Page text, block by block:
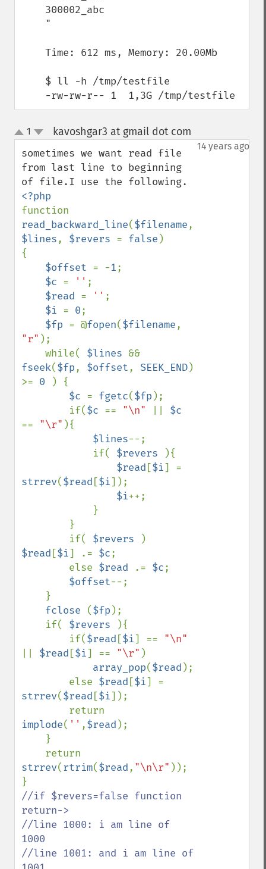
    -rw-rw-r-- 1  1,3G /tmp/testfile
up
down
1 kavoshgar3 at gmail dot com
14 years ago
sometimes we want read file
from last line to beginning
read_backward_line($filename
$lines, $revers = false )
{
$offset = -1;
$c = '' ;
$read = '' ;
$i = 0;
$fp = @fopen($filename
"r" );
    while(
$lines
fseek($fp, $offset, SEEK_END)
>= 0
) {
$c = fgetc($fp );
        if(
$c == "\n"
== "\r" ){
$lines--;
            if(
$revers
){
$read [$i
strrev($read [$i]);
$i++;
        if(
$revers
$read [$i] .= $c;
        else
$read .= $c;
$offset--;
fclose ($fp );
    if(
$revers
){
        if(
$read [$i] ==
$read [$i] == "\r" )
array_pop($read );
        else
$read [$i
strrev($read [$i]);
implode( '' ,$read );
strrev(rtrim($read, "\n\r" ));
//if $revers=false function
return->
//line 1000: i am line of
1000
//line 1001: and i am line of